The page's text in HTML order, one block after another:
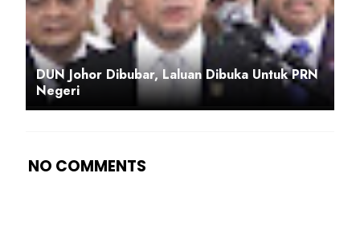
DUN Johor Dibubar, Laluan Dibuka Untuk PRN
Negeri
NO COMMENTS